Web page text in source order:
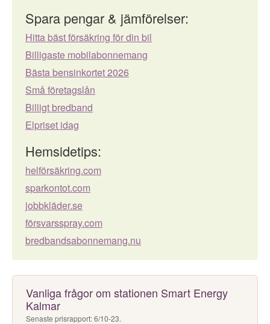
Spara pengar & jämförelser:
Hitta bäst försäkring för din bil
Billigaste mobilabonnemang
Bästa bensinkortet 2026
Små företagslån
Billigt bredband
Elpriset idag
Hemsidetips:
helförsäkring.com
sparkontot.com
jobbkläder.se
försvarsspray.com
bredbandsabonnemang.nu
Vanliga frågor om stationen Smart Energy
Kalmar
Senaste prisrapport: 6/10-23.